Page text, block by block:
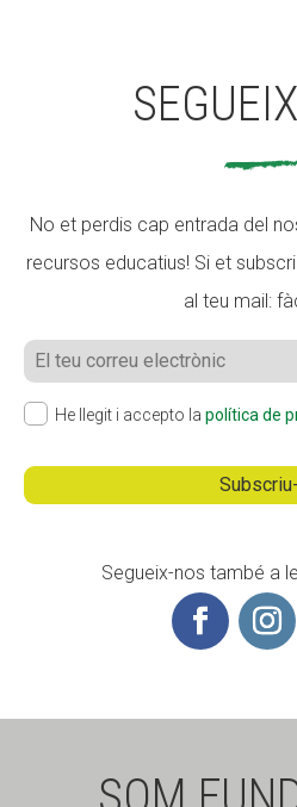
No et perdis cap entrada del
recursos educatius! Si et
al teu mail:
He llegit i accepto la política de
Segueix-nos també a